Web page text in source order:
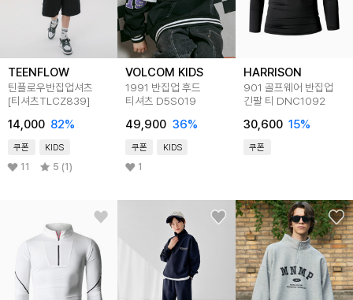
TEENFLOW
틴플로우반집업셔츠
[티셔츠TLCZ839]
14,000 82%
쿠폰 KIDS
11 5 (1)
VOLCOM KIDS
1991 반집업 후드
티셔츠 D5S019
49,900 36%
쿠폰 KIDS
1
HARRISON
901 골프웨어 반집업
긴팔 티 DNC1092
30,600 15%
쿠폰